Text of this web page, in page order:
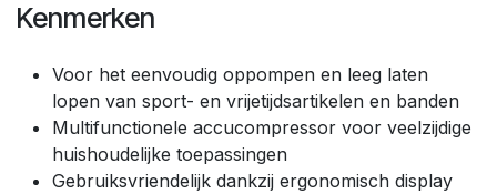
Kenmerken
Voor het eenvoudig oppompen en leeg laten
lopen van sport- en vrijetijdsartikelen en banden
Multifunctionele accucompressor voor veelzijdige
huishoudelijke toepassingen
Gebruiksvriendelijk dankzij ergonomisch display